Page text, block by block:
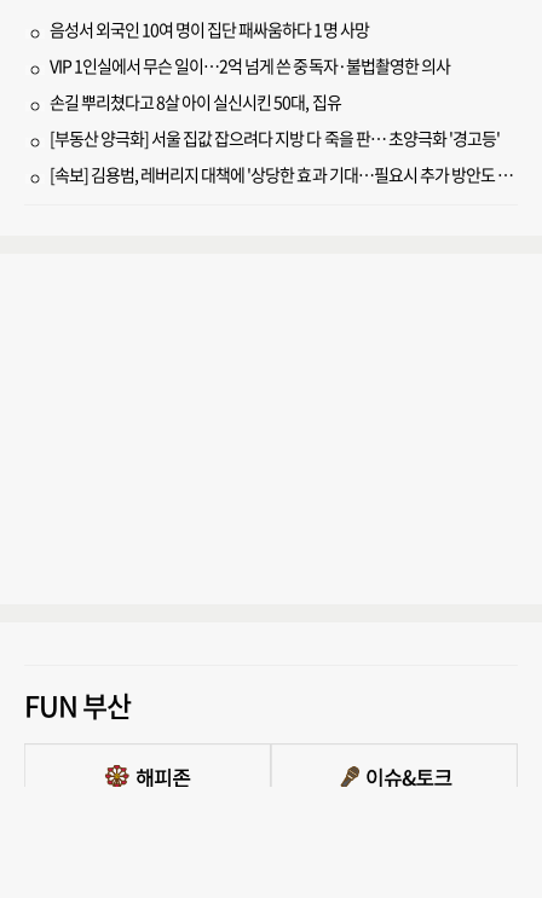
음성서 외국인 10여 명이 집단 패싸움하다 1명 사망
VIP 1인실에서 무슨 일이…2억 넘게 쓴 중독자·불법촬영한 의사
손길 뿌리쳤다고 8살 아이 실신시킨 50대, 집유
[부동산 양극화] 서울 집값 잡으려다 지방 다 죽을 판… 초양극화 '경고등'
[속보] 김용범, 레버리지 대책에 '상당한 효과 기대…필요시 추가 방안도 검토'
FUN 부산